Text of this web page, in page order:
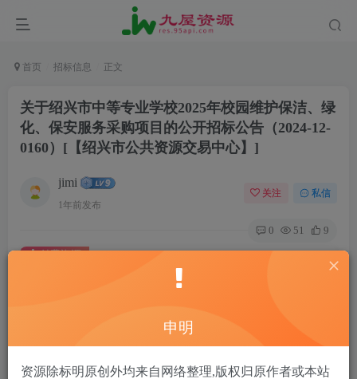
首页 招标信息 正文
关于绍兴市中等专业学校2025年校园维护保洁、绿
化、保安服务采购项目的公开招标公告（2024-12-
0160）[【绍兴市公共资源交易中心】]
jimi
1年前发布
关注 私信
0 51 9
￥ 20
付费资源
申明
资源除标明原创外均来自网络整理,版权归原作者或本站